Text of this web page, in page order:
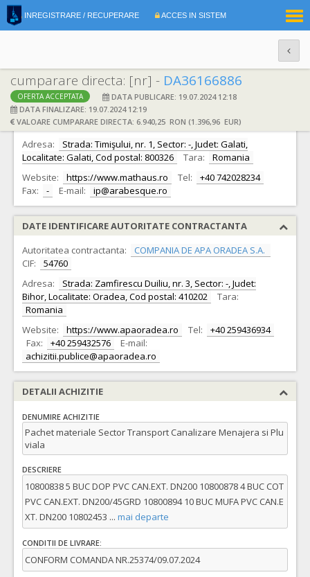
INREGISTRARE / RECUPERARE ACCES IN SISTEM
cumparare directa: [nr] - DA36166886
OFERTA ACCEPTATA
DATA PUBLICARE: 19.07.2024 12:18
DATA FINALIZARE: 19.07.2024 12:19
VALOARE CUMPARARE DIRECTA: 6.940,25 RON (1.396,96 EUR)
DATE IDENTIFICARE OFERTANT
Ofertant: S.C. ARABESQUE S.R.L. CIF: 5340801
Adresa:
Strada: Timişului, nr. 1, Sector: -, Judet: Galati,
Localitate: Galati, Cod postal: 800326
Tara:
Romania
Website:
https://www.mathaus.ro Tel:
+40 742028234
Fax:
- E-mail: ip@arabesque.ro
DATE IDENTIFICARE AUTORITATE CONTRACTANTA
Autoritatea contractanta:
COMPANIA DE APA ORADEA S.A.
CIF:
54760
Adresa:
Strada: Zamfirescu Duiliu, nr. 3, Sector: -, Judet:
Bihor, Localitate: Oradea, Cod postal: 410202
Tara:
Romania
Website:
https://www.apaoradea.ro Tel:
+40 259436934
Fax:
+40 259432576
E-mail:
achizitii.publice@apaoradea.ro
DETALII ACHIZITIE
DENUMIRE ACHIZITIE
Pachet materiale Sector Transport Canalizare Menajera si Plu
viala
DESCRIERE
10800838 5 BUC DOP PVC CAN.EXT. DN200 10800878 4 BUC COT
PVC CAN.EXT. DN200/45GRD 10800894 10 BUC MUFA PVC CAN.E
XT. DN200 10802453 ... mai departe
CONDITII DE LIVRARE:
CONFORM COMANDA NR.25374/09.07.2024